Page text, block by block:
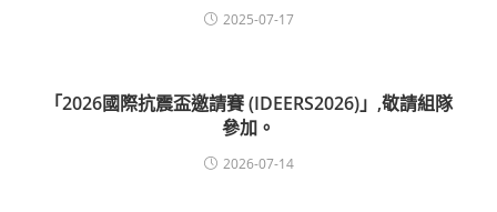
2025-07-17
「2026國際抗震盃邀請賽 (IDEERS2026)」,敬請組隊
參加。
2026-07-14